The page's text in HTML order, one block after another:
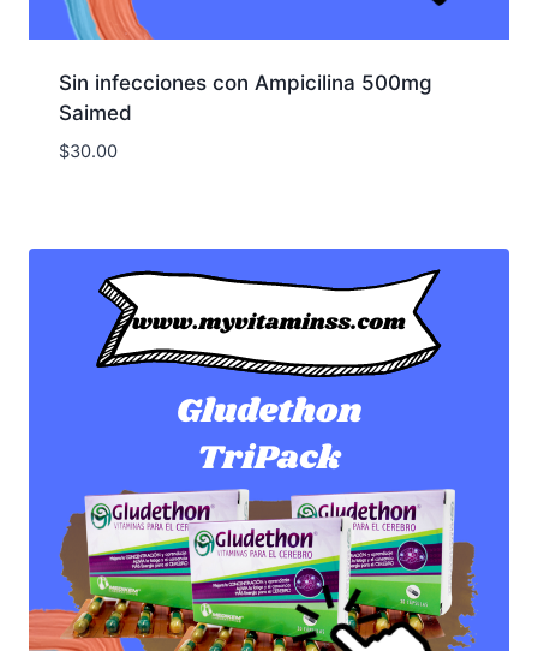
Sin infecciones con Ampicilina 500mg
Saimed
$30.00